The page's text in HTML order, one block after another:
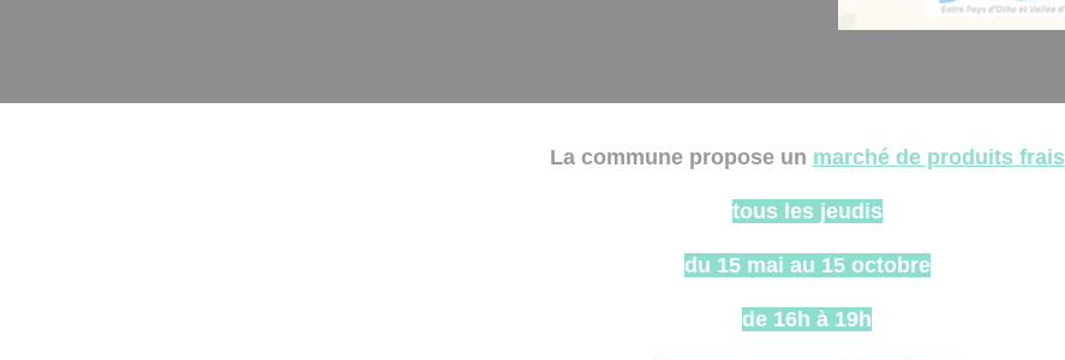
La commune propose un marché de produits frais
tous les jeudis
du 15 mai au 15 octobre
de 16h à 19h